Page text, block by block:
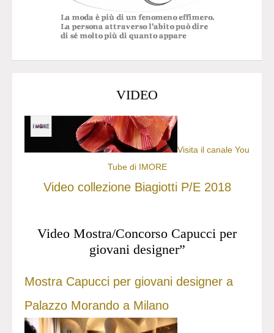
VIDEO
Visita il canale You
Tube di IMORE
Video collezione Biagiotti P/E 2018
Video Mostra/Concorso Capucci per
giovani designer”
Mostra Capucci per giovani designer a
Palazzo Morando a Milano